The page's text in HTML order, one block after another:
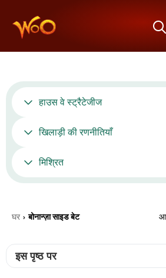
हाउस वे स्ट्रैटेजीज
खिलाड़ी की रणनीतियाँ
मिश्रित
घर › बोनान्ज़ा साइड बेट
इस पृष्ठ पर